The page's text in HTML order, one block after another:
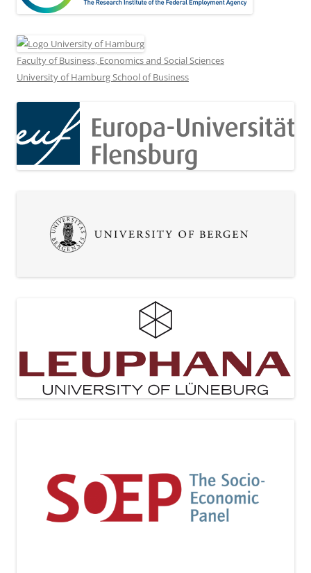
Faculty of Business, Economics and Social Sciences
University of Hamburg School of Business